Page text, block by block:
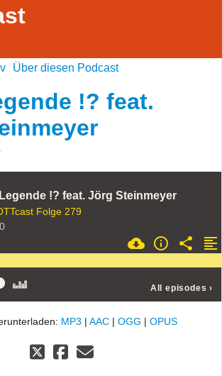
Über diesen Podcast
!? feat.
!? feat. Jörg Steinmeyer
Folge 279
All episodes ›
MP3 | AAC | OGG | OPUS